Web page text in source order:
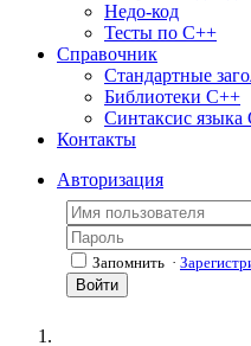
Недо-код
Тесты по С++
Справочник
Стандартные
Библиотеки С++
Синтаксис языка
Контакты
Авторизация
Запомнить ·
Войти